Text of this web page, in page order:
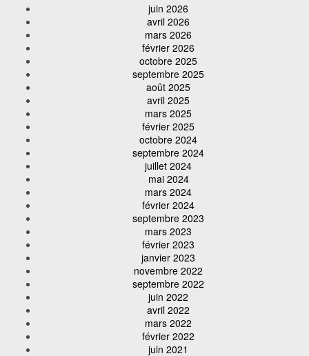
juin 2026
avril 2026
mars 2026
février 2026
octobre 2025
septembre 2025
août 2025
avril 2025
mars 2025
février 2025
octobre 2024
septembre 2024
juillet 2024
mai 2024
mars 2024
février 2024
septembre 2023
mars 2023
février 2023
janvier 2023
novembre 2022
septembre 2022
juin 2022
avril 2022
mars 2022
février 2022
juin 2021